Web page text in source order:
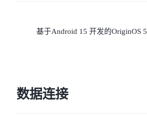
基于Android 15 开发的OriginOS 5
数据连接